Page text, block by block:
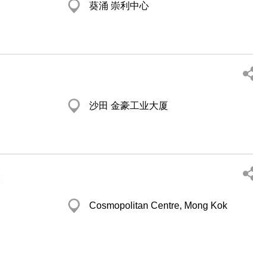
葵涌 崇利中心
沙田 金豪工业大厦
Cosmopolitan Centre, Mong Kok